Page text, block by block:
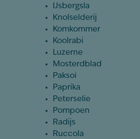
IJsbergsla
Knolselderij
Komkommer
Koolrabi
Luzerne
Mosterdblad
Paksoi
Paprika
Peterselie
Pompoen
Radijs
Ruccola